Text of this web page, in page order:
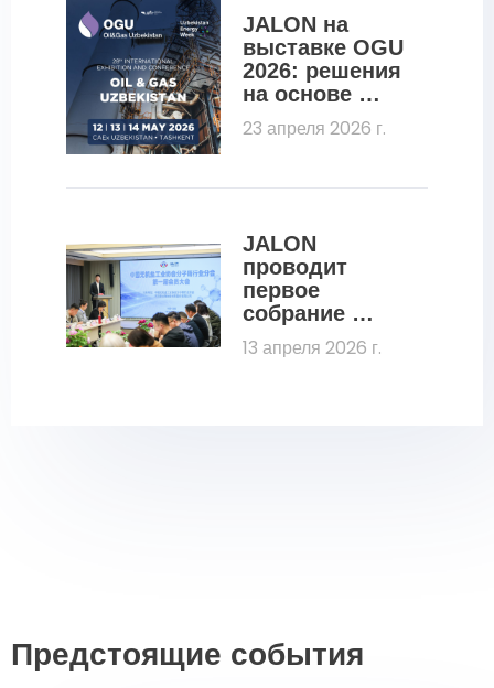
дегидратации
этанола
JALON на
выставке OGU
2026: решения
на основе
молекулярных
сит для
отрасли
23 апреля 2026 г.
JALON
проводит
первое
собрание
членов
Китайской
13 апреля 2026 г.
Предстоящие события